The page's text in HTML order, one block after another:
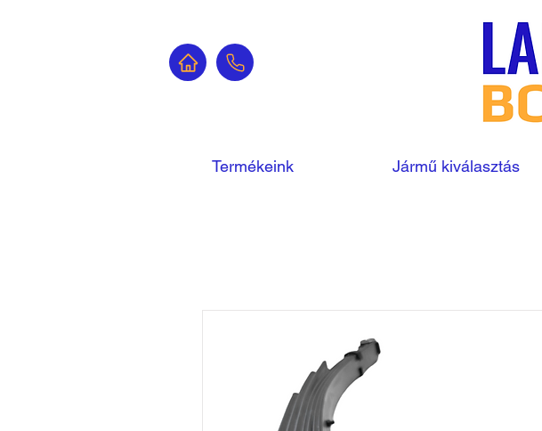
Termékeink Jármű kiválasztás